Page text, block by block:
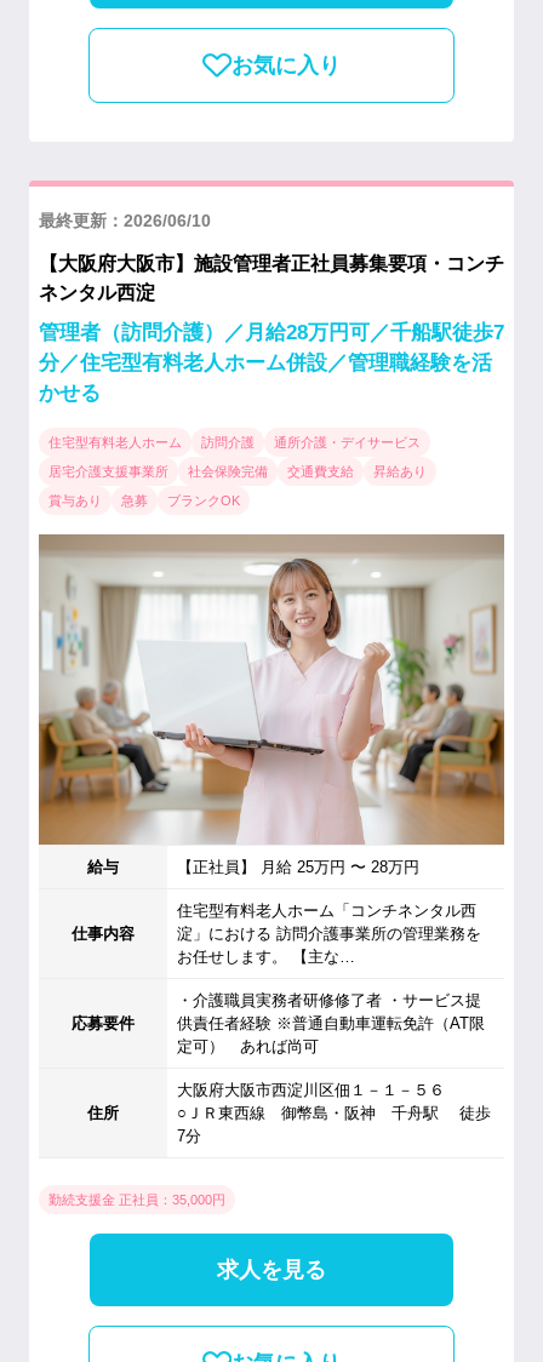
お気に入り
最終更新：2026/06/10
【大阪府大阪市】施設管理者正社員募集要項・コンチ
ネンタル西淀
管理者（訪問介護）／月給28万円可／千船駅徒歩7
分／住宅型有料老人ホーム併設／管理職経験を活
かせる
住宅型有料老人ホーム 訪問介護
通所介護・デイサービス
居宅介護支援事業所
社会保険完備 交通費支給
昇給あり
賞与あり
急募 ブランクOK
給与 【正社員】 月給 25万円 〜 28万円
仕事内容
住宅型有料老人ホーム「コンチネンタル西
淀」における 訪問介護事業所の管理業務を
お任せします。 【主な…
応募要件
・介護職員実務者研修修了者 ・サービス提
供責任者経験 ※普通自動車運転免許（AT限
定可） あれば尚可
住所
大阪府大阪市西淀川区佃１－１－５６
○ＪＲ東西線 御幣島・阪神 千舟駅 徒歩
7分
勤続支援金 正社員：35,000円
求人を見る